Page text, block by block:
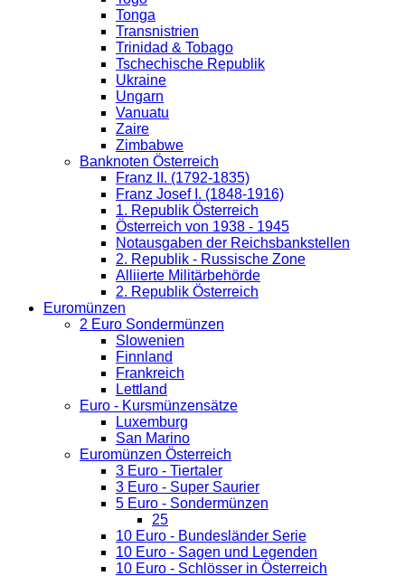
Tonga
Transnistrien
Trinidad & Tobago
Tschechische Republik
Ukraine
Ungarn
Vanuatu
Zaire
Zimbabwe
Banknoten Österreich
Franz II. (1792-1835)
Franz Josef I. (1848-1916)
1. Republik Österreich
Österreich von 1938 - 1945
Notausgaben der Reichsbankstellen
2. Republik - Russische Zone
Alliierte Militärbehörde
2. Republik Österreich
Euromünzen
2 Euro Sondermünzen
Slowenien
Finnland
Frankreich
Lettland
Euro - Kursmünzensätze
Luxemburg
San Marino
Euromünzen Österreich
3 Euro - Tiertaler
3 Euro - Super Saurier
5 Euro - Sondermünzen
25
10 Euro - Bundesländer Serie
10 Euro - Sagen und Legenden
10 Euro - Schlösser in Österreich